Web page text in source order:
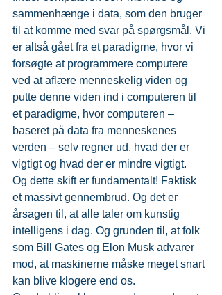
sammenhænge i data, som den bruger
til at komme med svar på spørgsmål. Vi
er altså gået fra et paradigme, hvor vi
forsøgte at programmere computere
ved at aflære menneskelig viden og
putte denne viden ind i computeren til
et paradigme, hvor computeren –
baseret på data fra menneskenes
verden – selv regner ud, hvad der er
vigtigt og hvad der er mindre vigtigt.
Og dette skift er fundamentalt! Faktisk
et massivt gennembrud. Og det er
årsagen til, at alle taler om kunstig
intelligens i dag. Og grunden til, at folk
som Bill Gates og Elon Musk advarer
mod, at maskinerne måske meget snart
kan blive klogere end os.